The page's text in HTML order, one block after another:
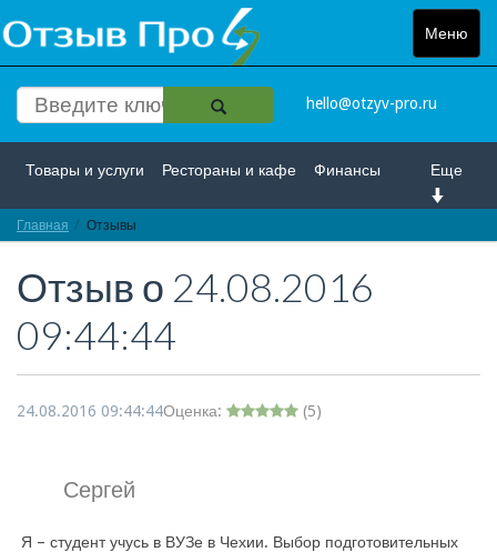
Меню
Toggle
hello@otzyv-pro.ru
Еще
Товары и услуги Рестораны и кафе Финансы
Красота и здоровье
Интернет Путешествие и отдых Транспорт
Недвижимость Работа
Главная Отзывы
Отзыв о 24.08.2016
09:44:44
24.08.2016 09:44:44Оценка: (5)
Сергей
Я – студент учусь в ВУЗе в Чехии. Выбор подготовительных